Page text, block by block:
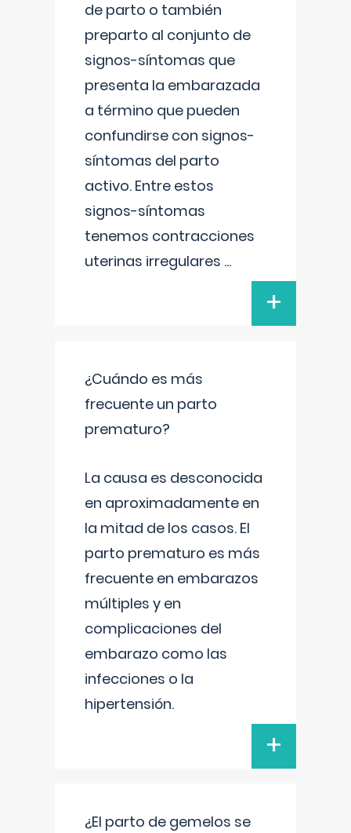
de parto o también
preparto al conjunto de
signos-síntomas que
presenta la embarazada
a término que pueden
confundirse con signos-
síntomas del parto
activo. Entre estos
signos-síntomas
tenemos contracciones
uterinas irregulares ...
+
¿Cuándo es más
frecuente un parto
prematuro?
La causa es desconocida
en aproximadamente en
la mitad de los casos. El
parto prematuro es más
frecuente en embarazos
múltiples y en
complicaciones del
embarazo como las
infecciones o la
hipertensión.
+
¿El parto de gemelos se